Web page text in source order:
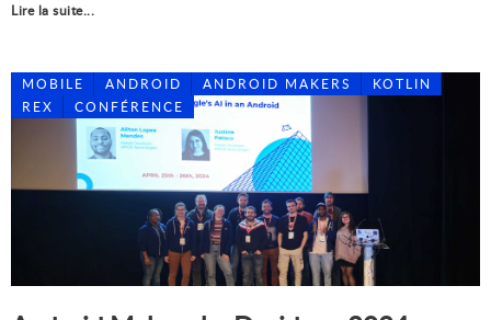
Lire la suite...
MOBILE ANDROID ANDROID MAKERS
KOTLIN
REX
CONFÉRENCE